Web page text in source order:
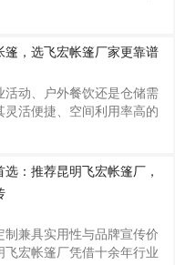
，搭配防紫外线涂层延长使
常3-15米可调）、跨度（
队4比0完胜怒江队的精彩
更以赛场周边昆明飞宏帐篷
建起“体育+文旅”的沉浸式
外的另一道风景线。定制
功能枢纽”作为滇超联赛玉溪
昆明飞宏帐篷厂根据赛事需
了三大功能篷区：球迷服
中，球迷仍能
篷，选飞宏帐篷厂家更靠谱
活动、户外餐饮还是仓储需
灵活便捷、空间利用率高的
力与优质服务，成为定制安
明飞宏帐篷厂是一家集设
制于一体的综合性厂家，深
丰富的经验。其产品种类丰
告帐篷、户外遮阳帐篷、
类型，能满足不同场景的
制推拉帐篷，飞宏帐篷厂展
：推荐昆明飞宏帐篷厂，
制兼具实用性与品牌宣传价
飞宏帐篷厂凭借十余年行业